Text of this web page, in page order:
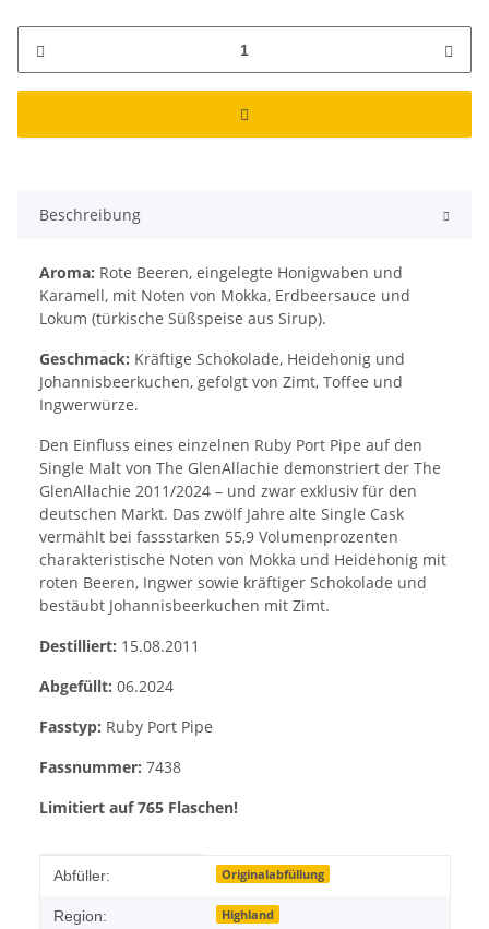
Beschreibung
Aroma: Rote Beeren, eingelegte Honigwaben und
Karamell, mit Noten von Mokka, Erdbeersauce und
Lokum (türkische Süßspeise aus Sirup).
Geschmack: Kräftige Schokolade, Heidehonig und
Johannisbeerkuchen, gefolgt von Zimt, Toffee und
Ingwerwürze.
Den Einfluss eines einzelnen Ruby Port Pipe auf den
Single Malt von The GlenAllachie demonstriert der The
GlenAllachie 2011/2024 – und zwar exklusiv für den
deutschen Markt. Das zwölf Jahre alte Single Cask
vermählt bei fassstarken 55,9 Volumenprozenten
charakteristische Noten von Mokka und Heidehonig mit
roten Beeren, Ingwer sowie kräftiger Schokolade und
bestäubt Johannisbeerkuchen mit Zimt.
Destilliert: 15.08.2011
Abgefüllt: 06.2024
Fasstyp: Ruby Port Pipe
Fassnummer: 7438
Limitiert auf 765 Flaschen!
Produkteigenschaft
Wert
Abfüller: Originalabfüllung
Region: Highland